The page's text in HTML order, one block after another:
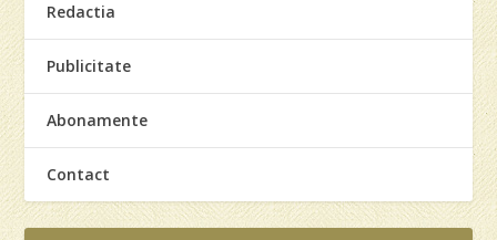
Redactia
Publicitate
Abonamente
Contact